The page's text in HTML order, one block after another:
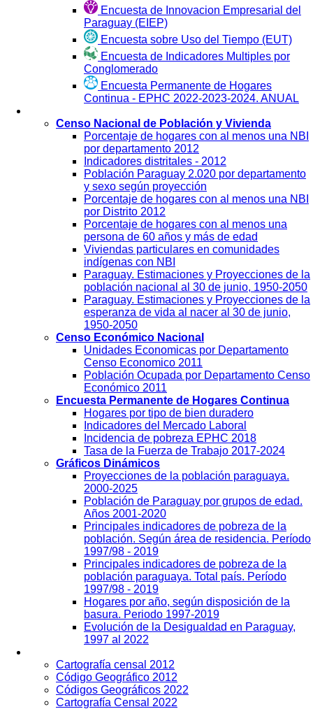
Encuesta de Innovacion Empresarial del
Paraguay (EIEP)
Encuesta sobre Uso del Tiempo (EUT)
Encuesta de Indicadores Multiples por
Conglomerado
Encuesta Permanente de Hogares
Continua - EPHC 2022-2023-2024. ANUAL
Censo Nacional de Población y Vivienda
Porcentaje de hogares con al menos una NBI
por departamento 2012
Indicadores distritales - 2012
Población Paraguay 2.020 por departamento
y sexo según proyección
Porcentaje de hogares con al menos una NBI
por Distrito 2012
Porcentaje de hogares con al menos una
persona de 60 años y más de edad
Viviendas particulares en comunidades
indígenas con NBI
Paraguay. Estimaciones y Proyecciones de la
población nacional al 30 de junio, 1950-2050
Paraguay. Estimaciones y Proyecciones de la
esperanza de vida al nacer al 30 de junio,
1950-2050
Censo Económico Nacional
Unidades Economicas por Departamento
Censo Economico 2011
Población Ocupada por Departamento Censo
Económico 2011
Encuesta Permanente de Hogares Continua
Hogares por tipo de bien duradero
Indicadores del Mercado Laboral
Incidencia de pobreza EPHC 2018
Tasa de la Fuerza de Trabajo 2017-2024
Gráficos Dinámicos
Proyecciones de la población paraguaya.
2000-2025
Población de Paraguay por grupos de edad.
Años 2001-2020
Principales indicadores de pobreza de la
población. Según área de residencia. Período
1997/98 - 2019
Principales indicadores de pobreza de la
población paraguaya. Total país. Período
1997/98 - 2019
Hogares por año, según disposición de la
basura. Periodo 1997-2019
Evolución de la Desigualdad en Paraguay,
1997 al 2022
Cartografía censal 2012
Código Geográfico 2012
Códigos Geográficos 2022
Cartografía Censal 2022